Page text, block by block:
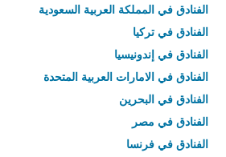
الفنادق في المملكة العربية السعودية
الفنادق في تركيا
الفنادق في إندونيسيا
الفنادق في الامارات العربية المتحدة
الفنادق في البحرين
الفنادق في مصر
الفنادق في فرنسا